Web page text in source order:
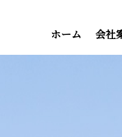
ホーム 会社